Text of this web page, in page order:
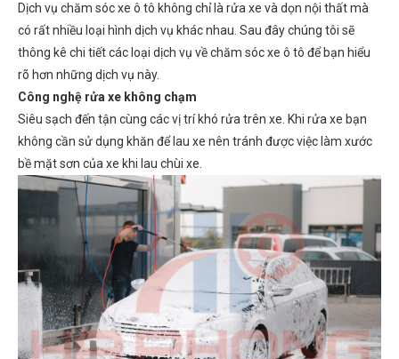
Dịch vụ chăm sóc xe ô tô không chỉ là rửa xe và dọn nội thất mà
có rất nhiều loại hình dịch vụ khác nhau. Sau đây chúng tôi sẽ
thông kê chi tiết các loại dịch vụ về chăm sóc xe ô tô để bạn hiểu
rõ hơn những dịch vụ này.
Công nghệ rửa xe không chạm
Siêu sạch đến tận cùng các vị trí khó rửa trên xe. Khi rửa xe bạn
không cần sử dụng khăn để lau xe nên tránh được việc làm xước
bề mặt sơn của xe khi lau chùi xe.